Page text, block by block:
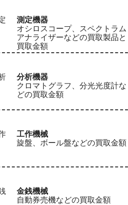
測定機器
オシロスコープ、スペクトラム
アナライザーなどの買取製品と
買取金額
分析機器
クロマトグラフ、分光光度計な
どの買取金額
工作機械
旋盤、ボール盤などの買取金額
金銭機械
自動券売機などの買取金額